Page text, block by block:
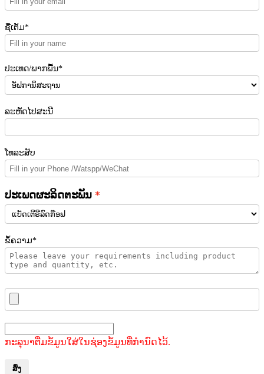
ຊື່ເຕັມ*
ປະເທດ/ພາກພື້ນ*
ລະຫັດໄປສະນີ
ໂທລະສັບ
ປະເພດຜະລິດຕະພັນ
ຂໍ້ຄວາມ*
ກະລຸນາຕື່ມຂໍ້ມູນໃສ່ໃນຊ່ອງຂໍ້ມູນທີ່ກຳນົດໄວ້.
ສົ່ງ